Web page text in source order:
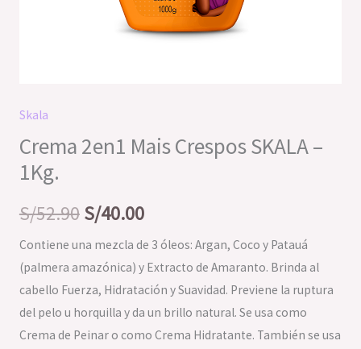
Skala
Crema 2en1 Mais Crespos SKALA –
1Kg.
S/52.90 S/40.00
Contiene una mezcla de 3 óleos: Argan, Coco y Patauá
(palmera amazónica) y Extracto de Amaranto. Brinda al
cabello Fuerza, Hidratación y Suavidad. Previene la ruptura
del pelo u horquilla y da un brillo natural. Se usa como
Crema de Peinar o como Crema Hidratante. También se usa